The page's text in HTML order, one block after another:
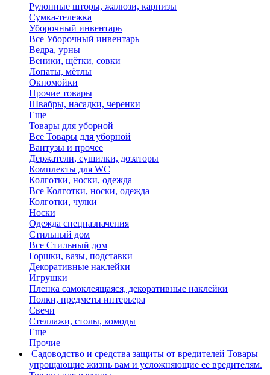
Рулонные шторы, жалюзи, карнизы
Сумка-тележка
Уборочный инвентарь
Все Уборочный инвентарь
Ведра, урны
Веники, щётки, совки
Лопаты, мётлы
Окномойки
Прочие товары
Швабры, насадки, черенки
Еще
Товары для уборной
Все Товары для уборной
Вантузы и прочее
Держатели, сушилки, дозаторы
Комплекты для WC
Колготки, носки, одежда
Все Колготки, носки, одежда
Колготки, чулки
Носки
Одежда спецназначения
Стильный дом
Все Стильный дом
Горшки, вазы, подставки
Декоративные наклейки
Игрушки
Пленка самоклеящаяся, декоративные наклейки
Полки, предметы интерьера
Свечи
Стеллажи, столы, комоды
Еще
Прочие
Садоводство и средства защиты от вредителей Товары
упрощающие жизнь вам и усложняющие ее вредителям.